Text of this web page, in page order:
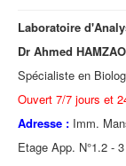
Laboratoire
Dr Ahmed
Spécialiste en
Ouvert 7/7 jours et
Adresse : Imm.
Etage App. N°1.2 -